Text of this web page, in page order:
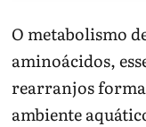
O metabolismo
aminoácidos,
rearranjos
ambiente